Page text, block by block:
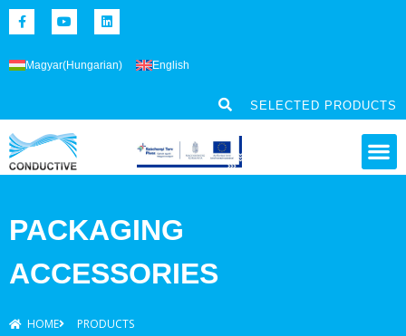
Magyar(Hungarian) English
SELECTED PRODUCTS
PACKAGING
ACCESSORIES
HOME
PRODUCTS